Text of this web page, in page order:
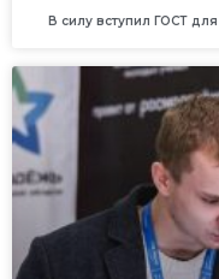
В силу вступил ГОСТ